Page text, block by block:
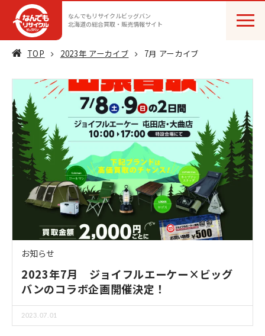
なんでもリサイクルビッグバン
北海道の総合買取・販売情報サイト
TOP 2023年 アーカイブ 7月 アーカイブ
お知らせ
2023年7月 ジョイフルエーケー×ビッグ
バンのコラボ企画開催決定！
2023.07.01